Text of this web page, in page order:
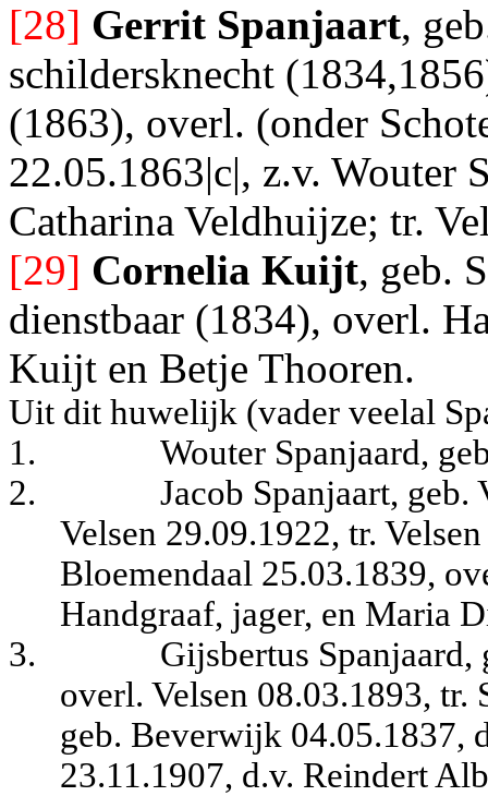
[28] Gerrit Spanjaart,
schildersknecht
(1863), overl. (onder
22.05.1863|c|, z.v. Wouter
Catharina Veldhuijze; tr.
[29] Cornelia Kuijt, geb.
dienstbaar (1834), overl.
Kuijt en Betje Thooren.
Uit dit huwelijk (vader veelal
1.
Wouter Spanjaard,
2.
Jacob Spanjaart, geb.
Velsen 29.09.1922, tr.
Bloemendaal 25.03.1839,
Handgraaf, jager, en Maria
3.
Gijsbertus Spanjaard,
overl. Velsen 08.03.1893, tr.
geb. Beverwijk 04.05.1837,
23.11.1907, d.v. Reindert